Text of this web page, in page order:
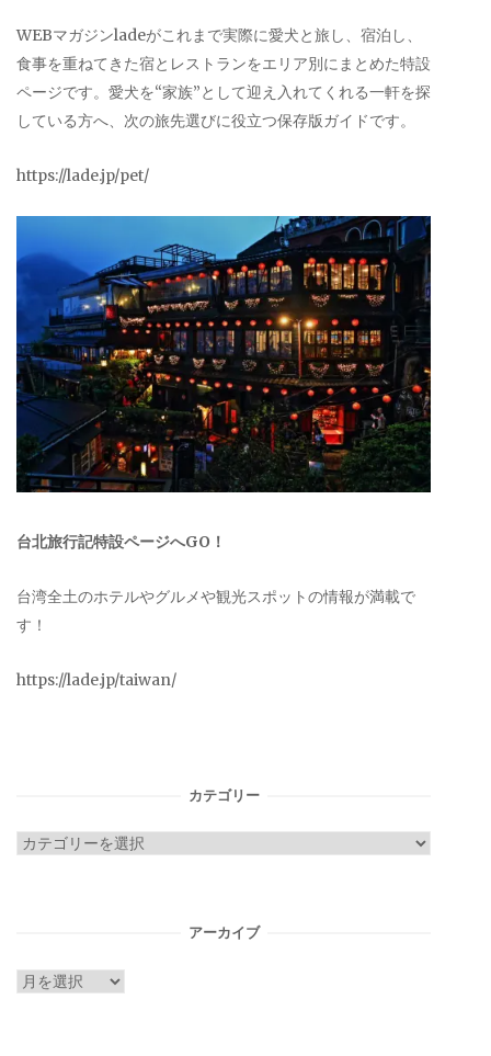
WEBマガジンladeがこれまで実際に愛犬と旅し、宿泊し、
食事を重ねてきた宿とレストランをエリア別にまとめた特設
ページです。愛犬を“家族”として迎え入れてくれる一軒を探
している方へ、次の旅先選びに役立つ保存版ガイドです。
https://lade.jp/pet/
台北旅行記特設ページへGO！
台湾全土のホテルやグルメや観光スポットの情報が満載で
す！
https://lade.jp/taiwan/
カテゴリー
カ
アーカイブ
ア